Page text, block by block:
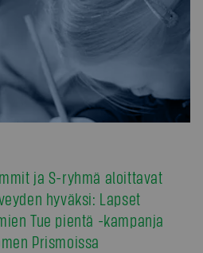
ja S-ryhmä aloittavat
hyväksi: Lapset
Tue pientä -kampanja
Prismoissa